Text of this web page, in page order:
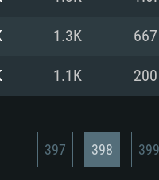
(client complet)
1.3K 667
1.1K 200
397 398 399